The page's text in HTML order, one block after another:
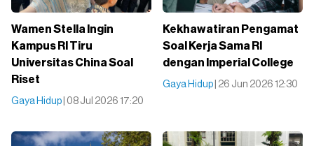
Wamen Stella Ingin
Kampus RI Tiru
Universitas China Soal
Riset
Gaya Hidup | 08 Jul 2026 17:20
Kekhawatiran Pengamat
Soal Kerja Sama RI
dengan Imperial College
Gaya Hidup | 26 Jun 2026 12:30